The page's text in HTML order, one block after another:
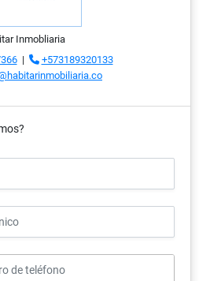
Inmobliaria
|
+573189320133